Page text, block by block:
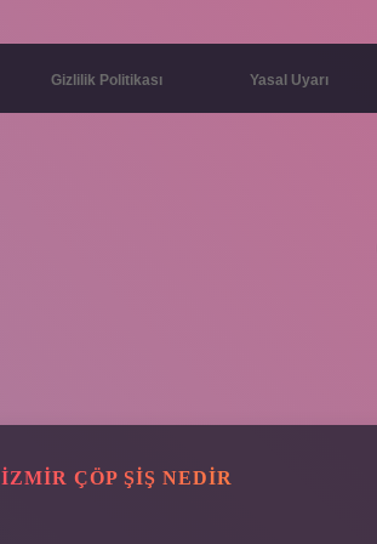
Gizlilik Politikası Yasal Uyarı
İZMIR ÇÖP ŞIŞ NEDIR